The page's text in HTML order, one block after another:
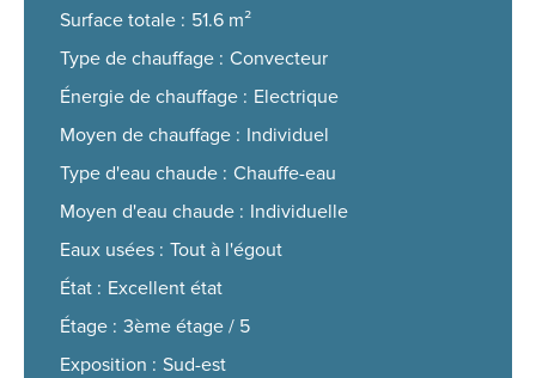
Surface totale
51.6 m²
Type de chauffage
Convecteur
Énergie de chauffage
Electrique
Moyen de chauffage
Individuel
Type d'eau chaude
Chauffe-eau
Moyen d'eau chaude
Individuelle
Eaux usées
Tout à l'égout
État
Excellent état
Étage
3ème étage / 5
Exposition
Sud-est